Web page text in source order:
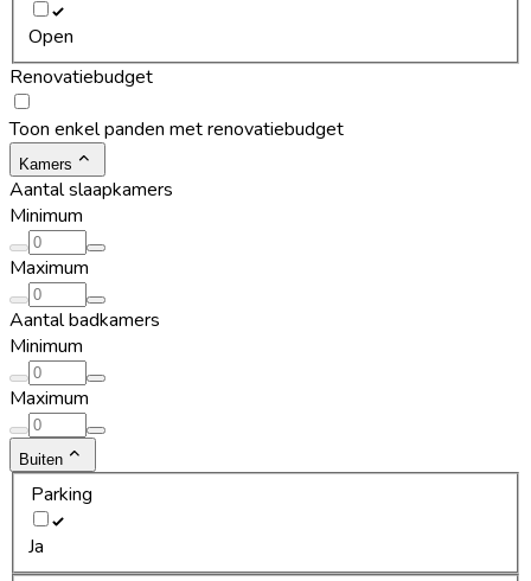
Open
Renovatiebudget
Toon enkel panden met renovatiebudget
Kamers
Aantal slaapkamers
Minimum
Maximum
Aantal badkamers
Minimum
Maximum
Buiten
Parking
Ja